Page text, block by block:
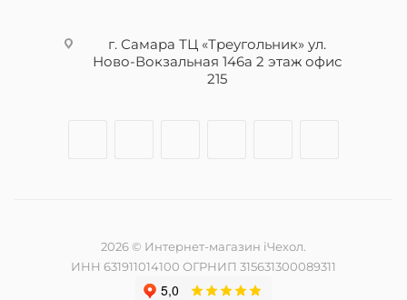
г. Самара ТЦ «Треугольник» ул.
Ново-Вокзальная 146а 2 этаж офис
215
2026 © Интернет-магазин iЧехол.
ИНН 631911014100 ОГРНИП 315631300089311